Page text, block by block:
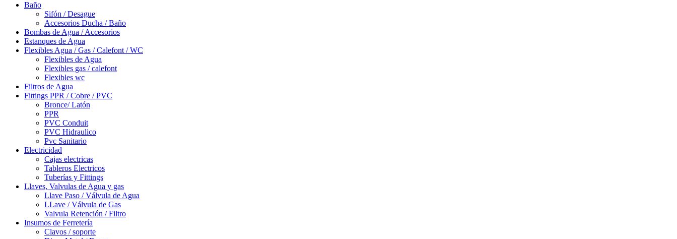
Baño
Sifón / Desague
Accesorios Ducha / Baño
Bombas de Agua / Accesorios
Estanques de Agua
Flexibles Agua / Gas / Calefont / WC
Flexibles de Agua
Flexibles gas / calefont
Flexibles wc
Filtros de Agua
Fittings PPR / Cobre / PVC
Bronce/ Latón
PPR
PVC Conduit
PVC Hidraulico
Pvc Sanitario
Electricidad
Cajas electricas
Tableros Electricos
Tuberías y Fittings
Llaves, Valvulas de Agua y gas
Llave Paso / Válvula de Agua
LLave / Válvula de Gas
Valvula Retención / Filtro
Insumos de Ferretería
Clavos / soporte